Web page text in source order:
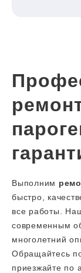
Выполним
быстро,
все работы.
современным
многолетний
Обращайтесь
приезжайте по